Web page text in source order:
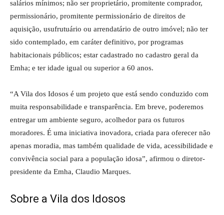
salários mínimos; não ser proprietário, promitente comprador,
permissionário, promitente permissionário de direitos de
aquisição, usufrutuário ou arrendatário de outro imóvel; não ter
sido contemplado, em caráter definitivo, por programas
habitacionais públicos; estar cadastrado no cadastro geral da
Emha; e ter idade igual ou superior a 60 anos.
“A Vila dos Idosos é um projeto que está sendo conduzido com
muita responsabilidade e transparência. Em breve, poderemos
entregar um ambiente seguro, acolhedor para os futuros
moradores. É uma iniciativa inovadora, criada para oferecer não
apenas moradia, mas também qualidade de vida, acessibilidade e
convivência social para a população idosa”, afirmou o diretor-
presidente da Emha, Claudio Marques.
Sobre a Vila dos Idosos